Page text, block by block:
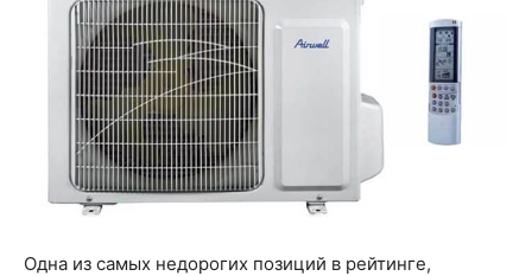
Одна из самых недорогих позиций в рейтинге,